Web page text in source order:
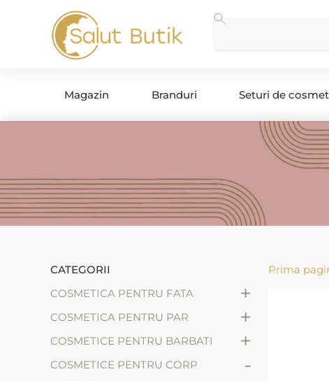
Magazin Branduri Seturi de
CATEGORII
COSMETICA PENTRU FATA
+
COSMETICA PENTRU PAR +
COSMETICE PENTRU BARBATI +
COSMETICE PENTRU CORP -
Prima